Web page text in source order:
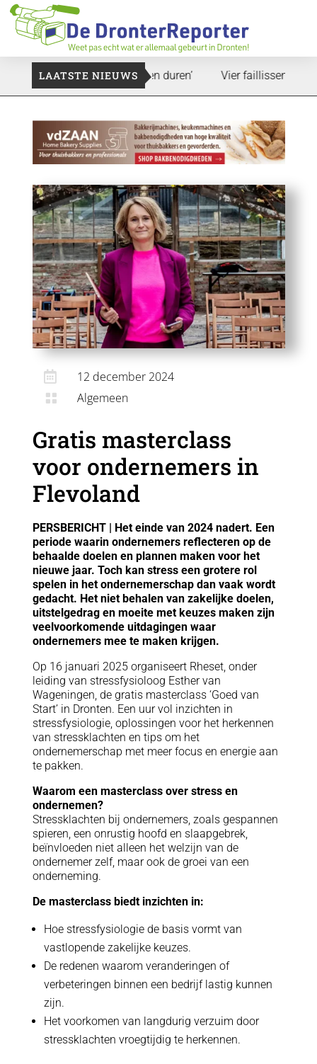
LAATSTE NIEUWS
zal ook nog wel even duren’ Vier faillissementen in
 12 december 2024
 Algemeen
Gratis masterclass
voor ondernemers in
Flevoland
PERSBERICHT | Het einde van 2024 nadert. Een
periode waarin ondernemers reflecteren op de
behaalde doelen en plannen maken voor het
nieuwe jaar. Toch kan stress een grotere rol
spelen in het ondernemerschap dan vaak wordt
gedacht. Het niet behalen van zakelijke doelen,
uitstelgedrag en moeite met keuzes maken zijn
veelvoorkomende uitdagingen waar
ondernemers mee te maken krijgen.
Op 16 januari 2025 organiseert Rheset, onder
leiding van stressfysioloog Esther van
Wageningen, de gratis masterclass ‘Goed van
Start’ in Dronten. Een uur vol inzichten in
stressfysiologie, oplossingen voor het herkennen
van stressklachten en tips om het
ondernemerschap met meer focus en energie aan
te pakken.
Waarom een masterclass over stress en
ondernemen?
Stressklachten bij ondernemers, zoals gespannen
spieren, een onrustig hoofd en slaapgebrek,
beïnvloeden niet alleen het welzijn van de
ondernemer zelf, maar ook de groei van een
onderneming.
De masterclass biedt inzichten in:
Hoe stressfysiologie de basis vormt van
vastlopende zakelijke keuzes.
De redenen waarom veranderingen of
verbeteringen binnen een bedrijf lastig kunnen
zijn.
Het voorkomen van langdurig verzuim door
stressklachten vroegtijdig te herkennen.